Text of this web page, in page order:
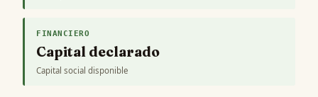
FINANCIERO
Capital declarado
Capital social disponible